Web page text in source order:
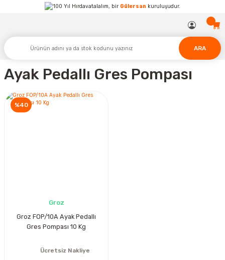
Hırdavatalalım, bir Gülersan kuruluşudur.
ARA
Ayak Pedallı Gres Pompası
%40
Groz
Groz FOP/10A Ayak Pedallı
Gres Pompası 10 Kg
Ücretsiz Nakliye